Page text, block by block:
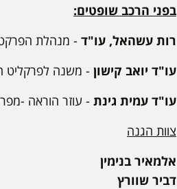
בפני הרכב שופטים:
רות עשהאל, עו"ד - מנהלת
עו"ד יואב קישון - משנה לפרקליט
עו"ד עמית גינת - עוזר הוראה -
צוות הגנה
אלמאיר בנימין
דביר שוורץ